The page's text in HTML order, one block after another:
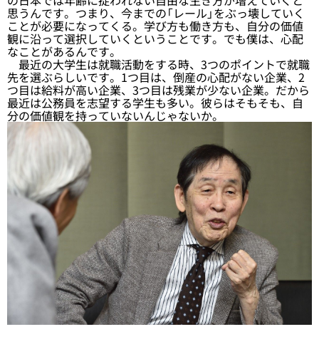
思うんです。つまり、今までの「レール」をぶっ壊していく
ことが必要になってくる。学び方も働き方も、自分の価値
観に沿って選択していくということです。でも僕は、心配
なことがあるんです。
最近の大学生は就職活動をする時、3つのポイントで就職
先を選ぶらしいです。1つ目は、倒産の心配がない企業、2
つ目は給料が高い企業、3つ目は残業が少ない企業。だから
最近は公務員を志望する学生も多い。彼らはそもそも、自
分の価値観を持っていないんじゃないか。